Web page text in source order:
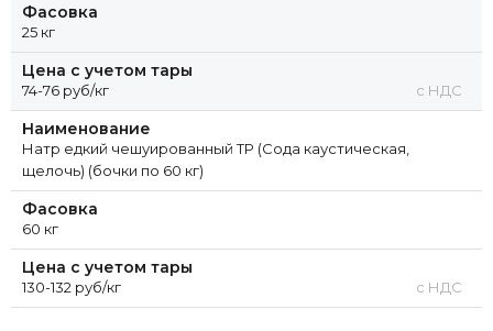
Фасовка
25 кг
Цена с учетом тары
74-76 руб/кг с НДС
Наименование
Натр едкий чешуированный ТР (Сода каустическая,
щелочь) (бочки по 60 кг)
Фасовка
60 кг
Цена с учетом тары
130-132 руб/кг с НДС